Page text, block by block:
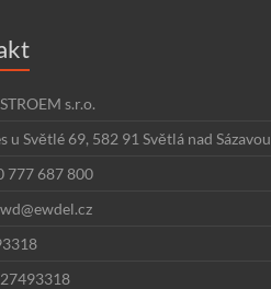
s.r.o.
u Světlé 69, 582 91 Světlá nad Sázavou
777 687 800